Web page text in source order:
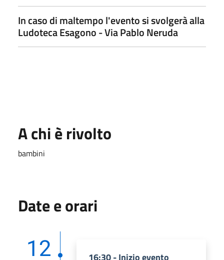
In caso di maltempo l'evento si svolgerà alla
Ludoteca Esagono - Via Pablo Neruda
A chi è rivolto
bambini
Date e orari
12 16:30 - Inizio evento